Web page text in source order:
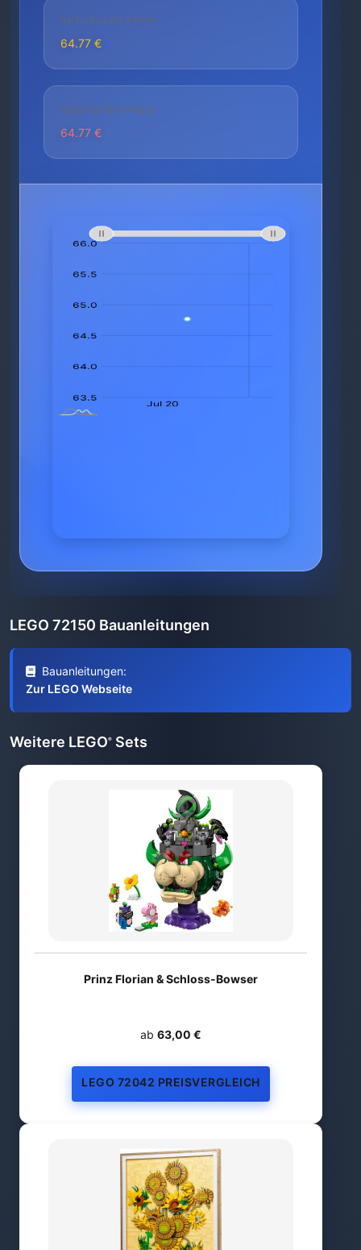
AKTUELLER PREIS
64.77 €
HÖCHSTER PREIS
64.77 €
LEGO 72150 Bauanleitungen
Bauanleitungen:
Zur LEGO Webseite
Weitere LEGO® Sets
Prinz Florian & Schloss-Bowser
ab 63,00 €
LEGO 72042 PREISVERGLEICH